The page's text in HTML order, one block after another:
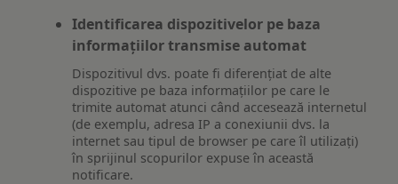
Identificarea dispozitivelor pe baza
informațiilor transmise automat
Dispozitivul dvs. poate fi diferențiat de alte
dispozitive pe baza informațiilor pe care le
trimite automat atunci când accesează internetul
(de exemplu, adresa IP a conexiunii dvs. la
internet sau tipul de browser pe care îl utilizați)
în sprijinul scopurilor expuse în această
notificare.